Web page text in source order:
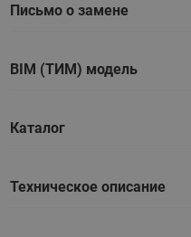
Письмо о замене
BIM (ТИМ) модель
Каталог
Техническое описание